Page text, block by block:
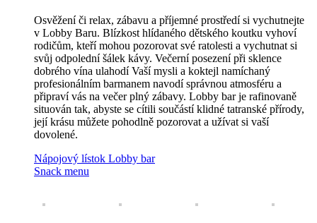
Osvěžení či relax, zábavu a příjemné prostředí si vychutnejte
v Lobby Baru. Blízkost hlídaného dětského koutku vyhoví
rodičům, kteří mohou pozorovat své ratolesti a vychutnat si
svůj odpolední šálek kávy. Večerní posezení při sklence
dobrého vína ulahodí Vaší mysli a koktejl namíchaný
profesionálním barmanem navodí správnou atmosféru a
připraví vás na večer plný zábavy. Lobby bar je rafinovaně
situován tak, abyste se cítili součástí klidné tatranské přírody,
její krásu můžete pohodlně pozorovat a užívat si vaší
dovolené.
Nápojový lístok Lobby bar
Snack menu